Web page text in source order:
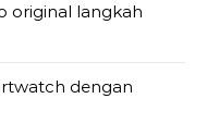
original langkah
dengan